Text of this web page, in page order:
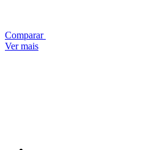
Comparar
Ver mais